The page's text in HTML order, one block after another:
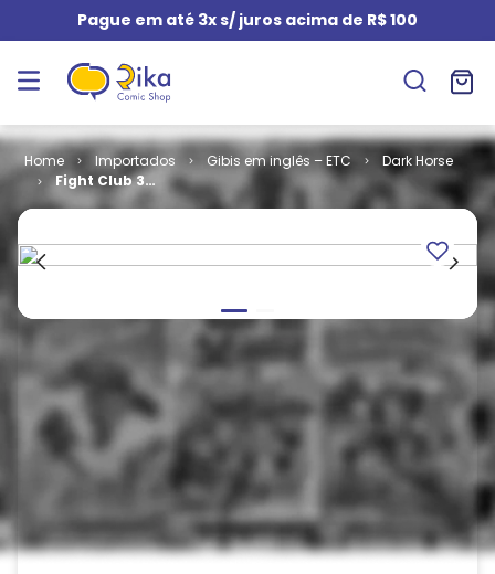
Pague em até 3x s/ juros acima de R$ 100
Importados Gibis em inglês – ETC
Dark Horse
Fight Club 3
(HC)